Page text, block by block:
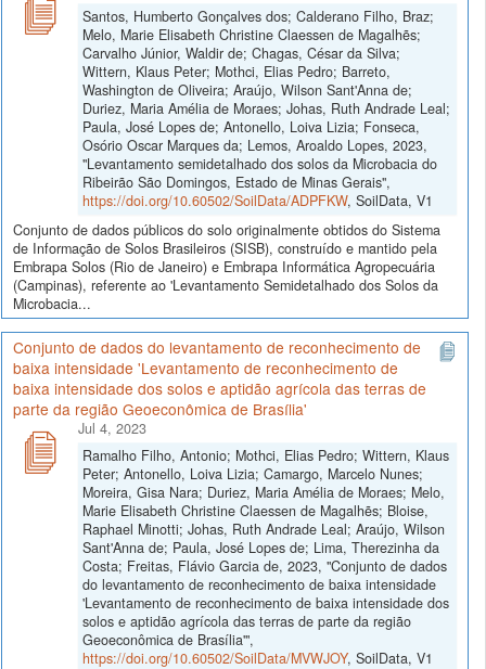
Santos, Humberto Gonçalves dos; Calderano Filho, Braz;
Melo, Marie Elisabeth Christine Claessen de Magalhẽs;
Carvalho Júnior, Waldir de; Chagas, César da Silva;
Wittern, Klaus Peter; Mothci, Elias Pedro; Barreto,
Washington de Oliveira; Araújo, Wilson Sant'Anna de;
Duriez, Maria Amélia de Moraes; Johas, Ruth Andrade Leal;
Paula, José Lopes de; Antonello, Loiva Lizia; Fonseca,
Osório Oscar Marques da; Lemos, Aroaldo Lopes, 2023,
"Levantamento semidetalhado dos solos da Microbacia do
Ribeirão São Domingos, Estado de Minas Gerais",
https://doi.org/10.60502/SoilData/ADPFKW, SoilData, V1
Conjunto de dados públicos do solo originalmente obtidos do Sistema
de Informação de Solos Brasileiros (SISB), construído e mantido pela
Embrapa Solos (Rio de Janeiro) e Embrapa Informática Agropecuária
(Campinas), referente ao 'Levantamento Semidetalhado dos Solos da
Microbacia...
Conjunto de dados do levantamento de reconhecimento de
baixa intensidade 'Levantamento de reconhecimento de
baixa intensidade dos solos e aptidão agrícola das terras de
parte da região Geoeconômica de Brasília'
Jul 4, 2023
Ramalho Filho, Antonio; Mothci, Elias Pedro; Wittern, Klaus
Peter; Antonello, Loiva Lizia; Camargo, Marcelo Nunes;
Moreira, Gisa Nara; Duriez, Maria Amélia de Moraes; Melo,
Marie Elisabeth Christine Claessen de Magalhẽs; Bloise,
Raphael Minotti; Johas, Ruth Andrade Leal; Araújo, Wilson
Sant'Anna de; Paula, José Lopes de; Lima, Therezinha da
Costa; Freitas, Flávio Garcia de, 2023, "Conjunto de dados
do levantamento de reconhecimento de baixa intensidade
'Levantamento de reconhecimento de baixa intensidade dos
solos e aptidão agrícola das terras de parte da região
Geoeconômica de Brasília'",
https://doi.org/10.60502/SoilData/MVWJOY, SoilData, V1